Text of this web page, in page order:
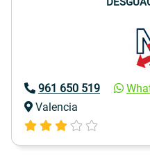
961 650 519
Valencia